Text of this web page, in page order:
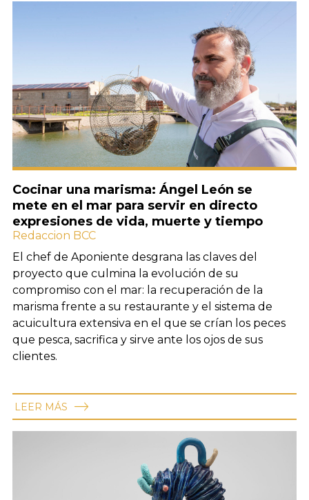
Cocinar una marisma: Ángel León se
mete en el mar para servir en directo
expresiones de vida, muerte y tiempo
Redaccion BCC
El chef de Aponiente desgrana las claves del
proyecto que culmina la evolución de su
compromiso con el mar: la recuperación de la
marisma frente a su restaurante y el sistema de
acuicultura extensiva en el que se crían los peces
que pesca, sacrifica y sirve ante los ojos de sus
clientes.
LEER MÁS